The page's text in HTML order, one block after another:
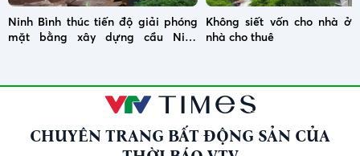
Ninh Bình thúc tiến độ giải phóng
mặt bằng xây dựng cầu Ninh
Không siết vốn cho nhà ở
nhà cho thuê
CHUYÊN TRANG BẤT ĐỘNG SẢN CỦA